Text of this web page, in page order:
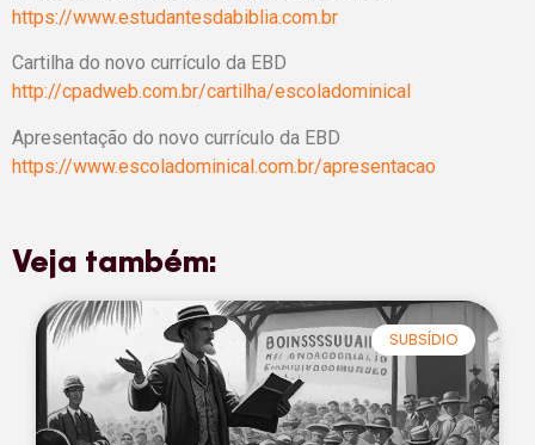
https://www.estudantesdabiblia.com.br
Cartilha do novo currículo da EBD
http://cpadweb.com.br/cartilha/escoladominical
Apresentação do novo currículo da EBD
https://www.escoladominical.com.br/apresentacao
Veja também:
SUBSÍDIO